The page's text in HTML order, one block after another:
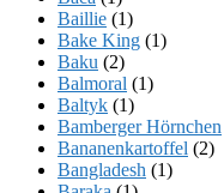
Baillie (1)
Bake King (1)
Baku (2)
Balmoral (1)
Baltyk (1)
Bamberger Hörnchen
Bananenkartoffel (2)
Bangladesh (1)